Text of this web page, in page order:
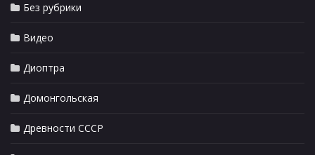
Без рубрики
Видео
Диоптра
Домонгольская
Древности СССР